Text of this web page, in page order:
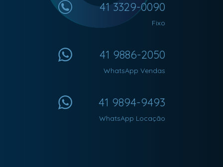
41 3329-0090
Fixo
41 9886-2050
WhatsApp Vendas
41 9894-9493
WhatsApp Locação